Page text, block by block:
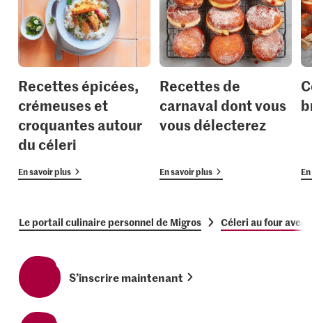
Recettes épicées,
crémeuses et
croquantes autour
du céleri
En savoir plus
Recettes de
carnaval dont vous
vous délecterez
En savoir plus
Le portail culinaire personnel de Migros Céleri au four
S’inscrire maintenant